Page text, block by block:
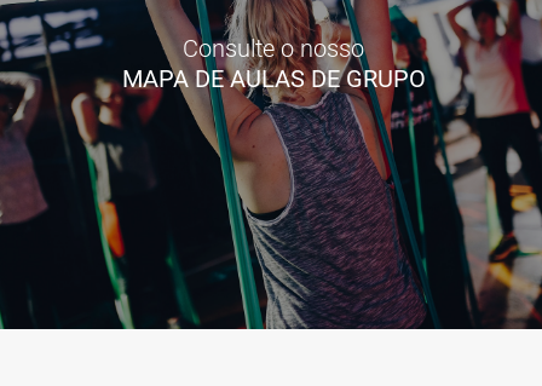
Consulte o nosso
MAPA DE AULAS DE GRUPO